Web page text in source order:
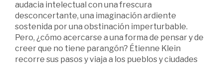
audacia intelectual con una frescura
desconcertante, una imaginación ardiente
sostenida por una obstinación imperturbable.
Pero, ¿cómo acercarse a una forma de pensar y de
creer que no tiene parangón? Étienne Klein
recorre sus pasos y viaja a los pueblos y ciudades